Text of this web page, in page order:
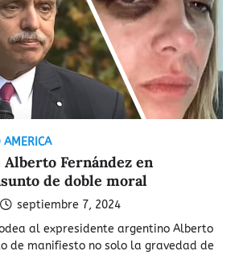
AMERICA
Alberto Fernández en
de doble moral
septiembre 7, 2024
al expresidente argentino Alberto
de manifiesto no solo la gravedad de